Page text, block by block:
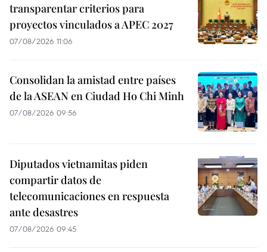
transparentar criterios para
proyectos vinculados a APEC 2027
07/08/2026 11:06
Consolidan la amistad entre países
de la ASEAN en Ciudad Ho Chi Minh
07/08/2026 09:56
Diputados vietnamitas piden
compartir datos de
telecomunicaciones en respuesta
ante desastres
07/08/2026 09:45